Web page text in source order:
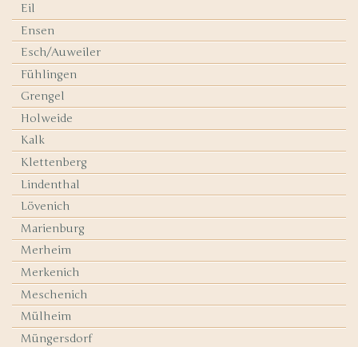
Eil
Ensen
Esch/Auweiler
Fühlingen
Grengel
Holweide
Kalk
Klettenberg
Lindenthal
Lövenich
Marienburg
Merheim
Merkenich
Meschenich
Mülheim
Müngersdorf